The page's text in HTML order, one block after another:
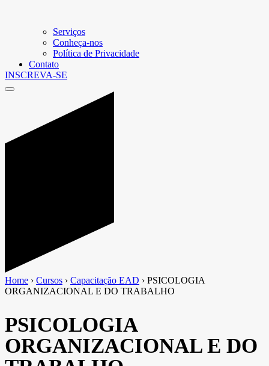
Serviços
Conheça-nos
Política de Privacidade
Contato
INSCREVA-SE
Home › Cursos › Capacitação EAD › PSICOLOGIA
ORGANIZACIONAL E DO TRABALHO
PSICOLOGIA
ORGANIZACIONAL E DO